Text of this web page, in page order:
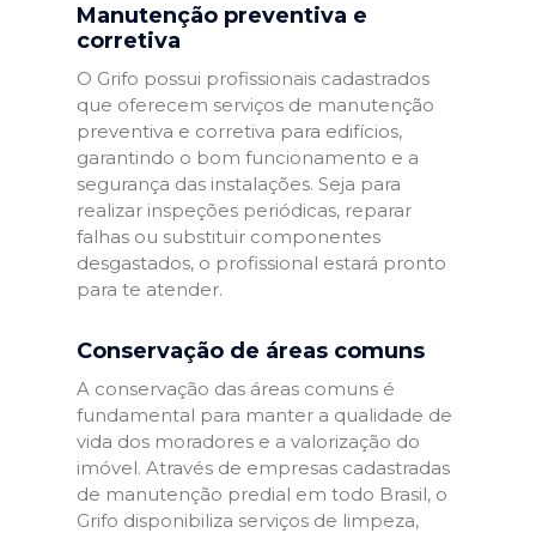
Manutenção preventiva e
corretiva
O Grifo possui profissionais cadastrados
que oferecem serviços de manutenção
preventiva e corretiva para edifícios,
garantindo o bom funcionamento e a
segurança das instalações. Seja para
realizar inspeções periódicas, reparar
falhas ou substituir componentes
desgastados, o profissional estará pronto
para te atender.
Conservação de áreas comuns
A conservação das áreas comuns é
fundamental para manter a qualidade de
vida dos moradores e a valorização do
imóvel. Através de empresas cadastradas
de manutenção predial em todo Brasil, o
Grifo disponibiliza serviços de limpeza,